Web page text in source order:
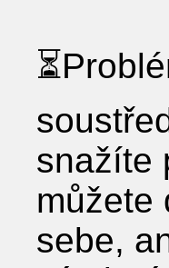
snažíte
můžete
sebe,